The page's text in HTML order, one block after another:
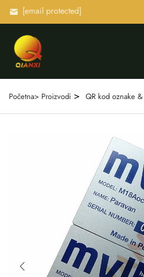
[email protected]
Početna> Proizvodi > QR kod oznake